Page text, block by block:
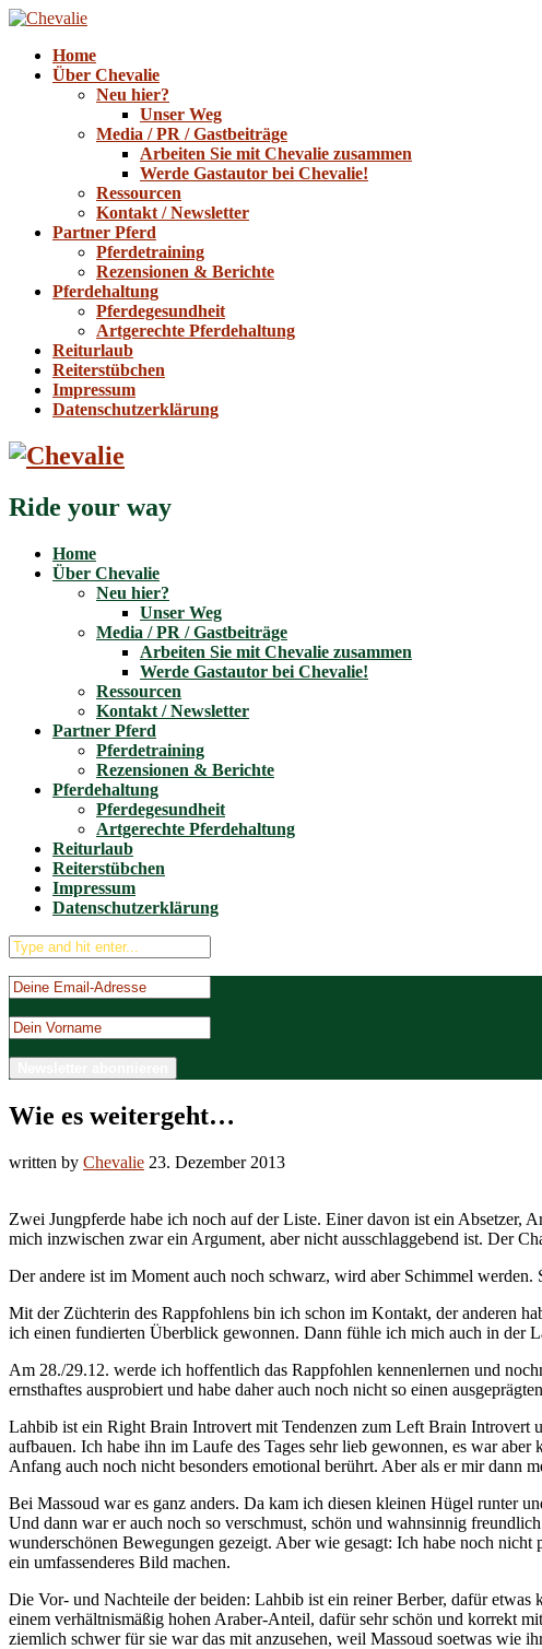
Home
Über Chevalie
Neu hier?
Unser Weg
Media / PR / Gastbeiträge
Arbeiten Sie mit Chevalie zusammen
Werde Gastautor bei Chevalie!
Ressourcen
Kontakt / Newsletter
Partner Pferd
Pferdetraining
Rezensionen & Berichte
Pferdehaltung
Pferdegesundheit
Artgerechte Pferdehaltung
Reiturlaub
Reiterstübchen
Impressum
Datenschutzerklärung
Ride your way
Home
Über Chevalie
Neu hier?
Unser Weg
Media / PR / Gastbeiträge
Arbeiten Sie mit Chevalie zusammen
Werde Gastautor bei Chevalie!
Ressourcen
Kontakt / Newsletter
Partner Pferd
Pferdetraining
Rezensionen & Berichte
Pferdehaltung
Pferdegesundheit
Artgerechte Pferdehaltung
Reiturlaub
Reiterstübchen
Impressum
Datenschutzerklärung
Wie es weitergeht…
written by Chevalie 23. Dezember 2013
Zwei Jungpferde habe ich noch auf der Liste. Einer davon ist ein Absetzer,
mich inzwischen zwar ein Argument, aber nicht ausschlaggebend ist. Der
Der andere ist im Moment auch noch schwarz, wird aber Schimmel
Mit der Züchterin des Rappfohlens bin ich schon im Kontakt, der anderen
ich einen fundierten Überblick gewonnen. Dann fühle ich mich auch in der
Am 28./29.12. werde ich hoffentlich das Rappfohlen kennenlernen und
ernsthaftes ausprobiert und habe daher auch noch nicht so einen
Lahbib ist ein Right Brain Introvert mit Tendenzen zum Left Brain Introvert
aufbauen. Ich habe ihn im Laufe des Tages sehr lieb gewonnen, es war
Anfang auch noch nicht besonders emotional berührt. Aber als er mir
Bei Massoud war es ganz anders. Da kam ich diesen kleinen Hügel runter
Und dann war er auch noch so verschmust, schön und wahnsinnig
wunderschönen Bewegungen gezeigt. Aber wie gesagt: Ich habe noch
ein umfassenderes Bild machen.
Die Vor- und Nachteile der beiden: Lahbib ist ein reiner Berber, dafür
einem verhältnismäßig hohen Araber-Anteil, dafür sehr schön und korrekt
ziemlich schwer für sie war das mit anzusehen, weil Massoud soetwas wie